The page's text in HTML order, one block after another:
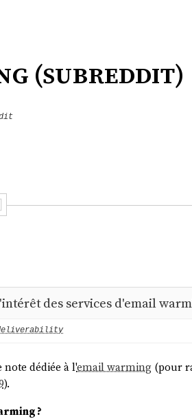
(subreddit)
des services d'email
note dédiée à l'email warming(pour
).
?